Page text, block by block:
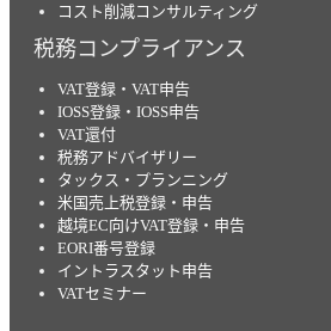
コスト削減コンサルティング
税務コンプライアンス
VAT登録・VAT申告
IOSS登録・IOSS申告
VAT還付
税務アドバイザリー
タックス・プランニング
米国売上税登録・申告
越境EC向けVAT登録・申告
EORI番号登録
イントラスタット申告
VATセミナー